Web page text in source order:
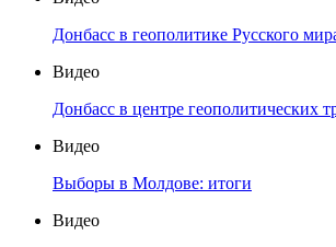
Донбасс в геополитике Русского
Видео
Донбасс в центре геополитических
Видео
Выборы в Молдове: итоги
Видео